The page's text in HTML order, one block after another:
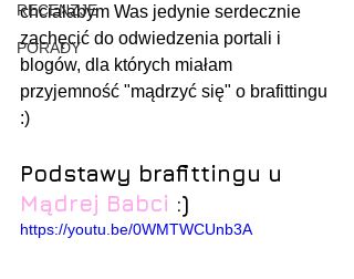
RECENZJE
PORADY
chciałabym Was jedynie serdecznie
zachęcić do odwiedzenia portali i
blogów, dla których miałam
przyjemność "mądrzyć się" o brafittingu
:)
Podstawy brafittingu u
Mądrej Babci :)
https://youtu.be/0WMTWCUnb3A